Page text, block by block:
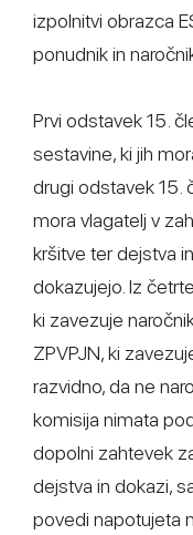
izpolnitvi obrazca
ponudnik in
Prvi odstavek 15.
sestavine, ki jih
drugi odstavek 15.
mora vlagatelj v
kršitve ter dejstva
dokazujejo. Iz
ki zavezuje
ZPVPJN, ki
razvidno, da ne
komisija nimata
dopolni zahtevek
dejstva in dokazi,
povedi napotujeta